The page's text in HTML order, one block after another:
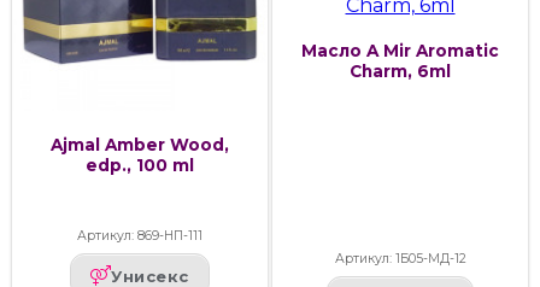
Ajmal Amber Wood,
edp., 100 ml
Артикул: 869-НП-111
Унисекс
Масло A Mir Aromatic
Charm, 6ml
Артикул: 1Б05-МД-12